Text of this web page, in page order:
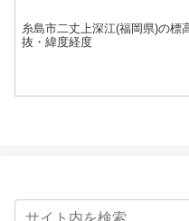
糸島市二丈上深江(福岡県)の標
抜・緯度経度